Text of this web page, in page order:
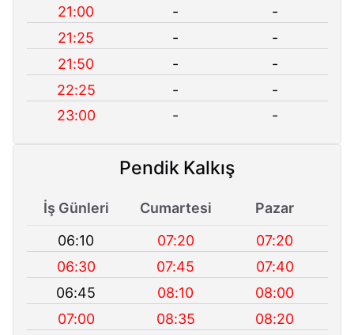
21:00
-
-
21:25
-
-
21:50
-
-
22:25
-
-
23:00
- -
Pendik Kalkış
İş Günleri Cumartesi
Pazar
06:10
07:20
07:20
06:30
07:45
07:40
06:45
08:10
08:00
07:00
08:35
08:20